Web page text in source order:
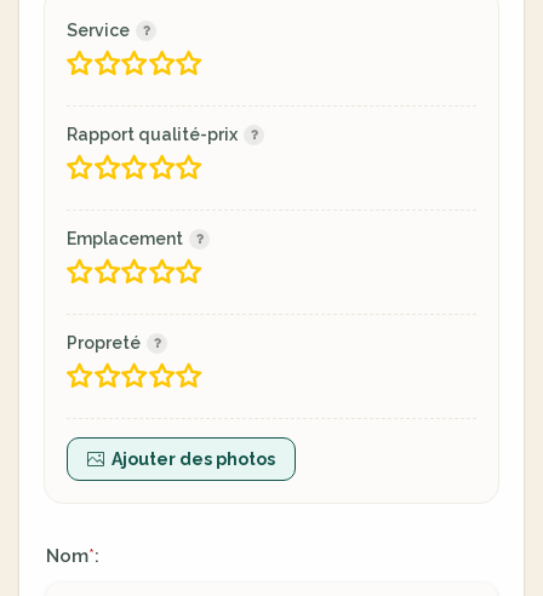
Service
Rapport qualité-prix
Emplacement
Propreté
Ajouter des photos
Nom*: